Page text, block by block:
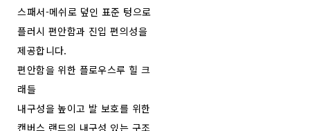
스패서-메쉬로 덮인 표준 텅으로
플러시 편안함과 진입 편의성을
제공합니다.
편안함을 위한 플로우스루 힐 크
래들
내구성을 높이고 발 보호를 위한
캔버스 랜드의 내구성 있는 구조